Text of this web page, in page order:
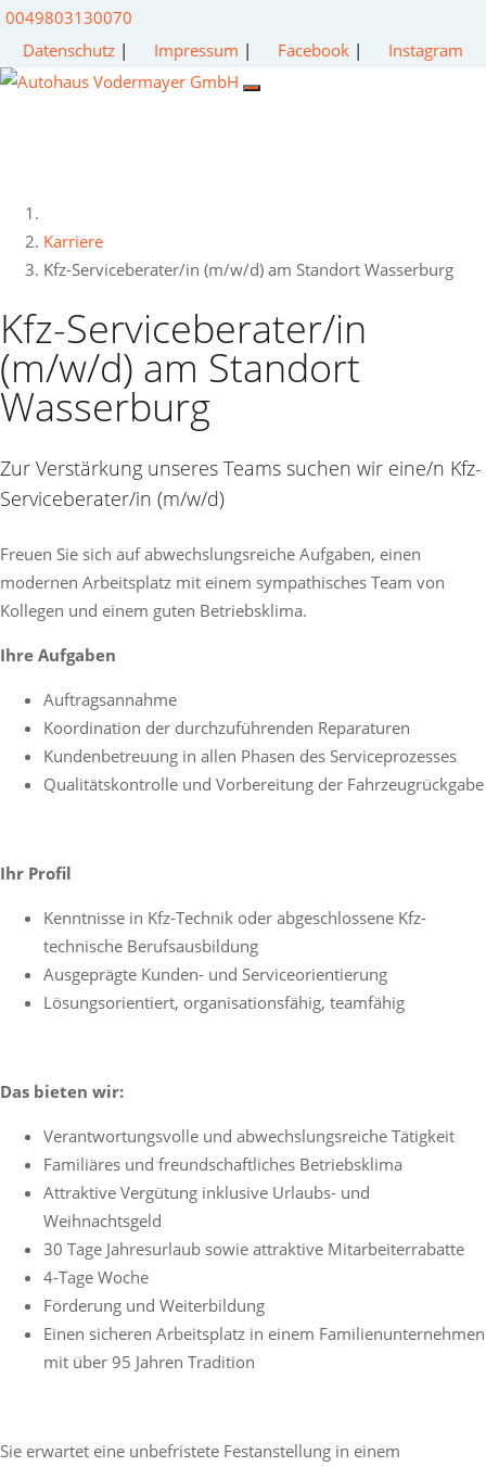
0049803130070
Datenschutz | Impressum | Facebook | Instagram
Karriere
Kfz-Serviceberater/in (m/w/d) am Standort Wasserburg
Kfz-Serviceberater/in
(m/w/d) am Standort
Wasserburg
Zur Verstärkung unseres Teams suchen wir eine/n Kfz-
Serviceberater/in (m/w/d)
Freuen Sie sich auf abwechslungsreiche Aufgaben, einen
modernen Arbeitsplatz mit einem sympathisches Team von
Kollegen und einem guten Betriebsklima.
Ihre Aufgaben
Auftragsannahme
Koordination der durchzuführenden Reparaturen
Kundenbetreuung in allen Phasen des Serviceprozesses
Qualitätskontrolle und Vorbereitung der Fahrzeugrückgabe
Ihr Profil
Kenntnisse in Kfz-Technik oder abgeschlossene Kfz-
technische Berufsausbildung
Ausgeprägte Kunden- und Serviceorientierung
Lösungsorientiert, organisationsfähig, teamfähig
Das bieten wir:
Verantwortungsvolle und abwechslungsreiche Tätigkeit
Familiäres und freundschaftliches Betriebsklima
Attraktive Vergütung inklusive Urlaubs- und
Weihnachtsgeld
30 Tage Jahresurlaub sowie attraktive Mitarbeiterrabatte
4-Tage Woche
Förderung und Weiterbildung
Einen sicheren Arbeitsplatz in einem Familienunternehmen
mit über 95 Jahren Tradition
Sie erwartet eine unbefristete Festanstellung in einem